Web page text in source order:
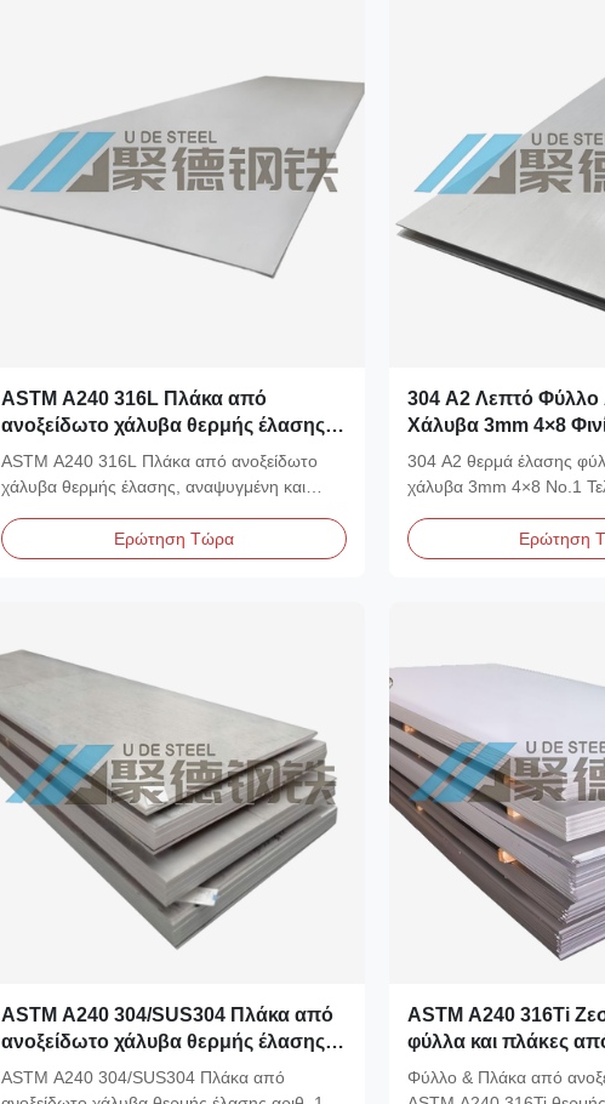
ASTM A240 316L Πλάκα από
ανοξείδωτο χάλυβα θερμής έλασης,
αναψυγμένη και ακινητοποιημένη για
την πετροχημική βιομηχανία
ASTM A240 316L Πλάκα από ανοξείδωτο
χάλυβα θερμής έλασης, αναψυγμένη και
Ερώτηση Τώρα
304 A2 Λεπτό Φύλλο
Χάλυβα 3mm 4×8
Διαθέσιμο Κομμένο
304 Α2 θερμά έλασης
χάλυβα 3mm 4×8 No.1
Ερώτηση
ASTM A240 304/SUS304 Πλάκα από
ανοξείδωτο χάλυβα θερμής έλασης
αριθ. 1 Φινίρισμα 1.0mmx1x2m Για
συντήρηση πλοίων IMPA 671604
ASTM A240 304/SUS304 Πλάκα από
ASTM A240 316Ti
φύλλα και πλάκες
χάλυβα αριθ. 1
EN 1.4571 για την
Φύλλο & Πλάκα από